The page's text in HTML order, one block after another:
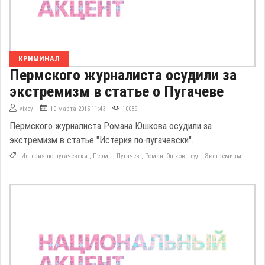
КРИМИНАЛ
Пермского журналиста осудили за
экстремизм в статье о Пугачеве
vixey 10 марта 2015 11:43 10089
Пермского журналиста Романа Юшкова осудили за
экстремизм в статье "Истерия по-пугачевски".
Истерия по-пугачевски , Пермь , Пугачев , Роман Юшков , суд , Экстремизм